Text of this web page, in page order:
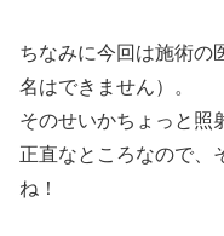
ちなみに今回は施術の
名はできません）。
そのせいかちょっと照
正直なところなので、
ね！